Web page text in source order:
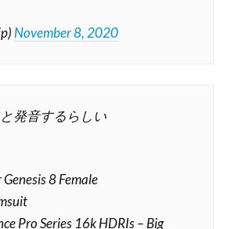
November 8, 2020
発音するらしい
8 Female
Pro Series 16k HDRIs – Big